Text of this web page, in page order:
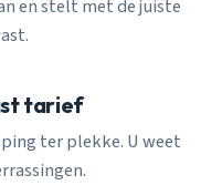
en stelt met de juiste
tarief
ter plekke. U weet